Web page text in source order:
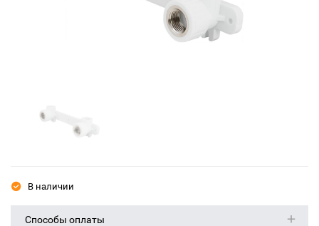
В наличии
Способы оплаты